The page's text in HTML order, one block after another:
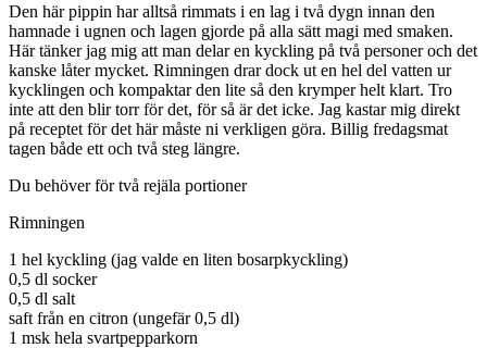
Den här pippin har alltså rimmats i en lag i två dygn innan den
hamnade i ugnen och lagen gjorde på alla sätt magi med smaken.
Här tänker jag mig att man delar en kyckling på två personer och det
kanske låter mycket. Rimningen drar dock ut en hel del vatten ur
kycklingen och kompaktar den lite så den krymper helt klart. Tro
inte att den blir torr för det, för så är det icke. Jag kastar mig direkt
på receptet för det här måste ni verkligen göra. Billig fredagsmat
tagen både ett och två steg längre.
Du behöver för två rejäla portioner
Rimningen
1 hel kyckling (jag valde en liten bosarpkyckling)
0,5 dl socker
0,5 dl salt
saft från en citron (ungefär 0,5 dl)
1 msk hela svartpepparkorn